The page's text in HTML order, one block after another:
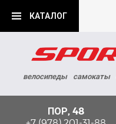
КАТАЛОГ
велосипеды самокаты
ПОР, 48